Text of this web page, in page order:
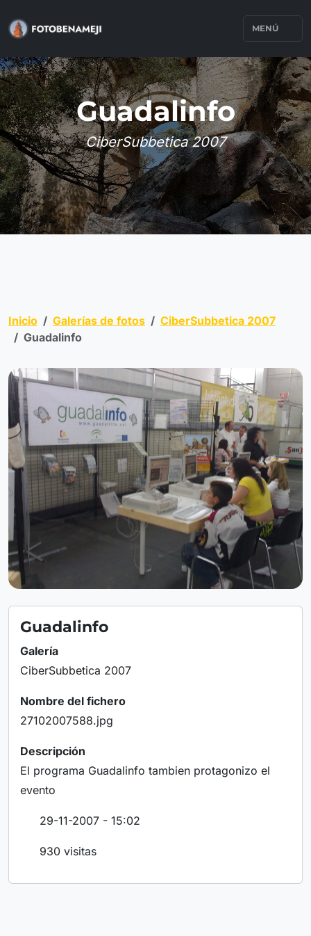
MENÚ
Guadalinfo
CiberSubbetica 2007
Inicio Galerías de fotos
CiberSubbetica 2007
Guadalinfo
Guadalinfo
Galería
CiberSubbetica 2007
Nombre del fichero
27102007588.jpg
Descripción
El programa Guadalinfo tambien protagonizo el
evento
29-11-2007 - 15:02
930 visitas